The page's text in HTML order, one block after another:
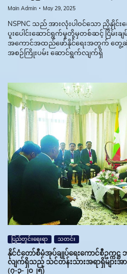
Main Admin May 29, 2025
NSPNC သည် အားလုံးပါဝင်သော ညှိနှိုင်း
ပူးပေါင်းဆောင်ရွက်မှုတို့မှတစ်ဆင့် ငြိမ်းချမ်
အကောင်အထည်ဖော်နိုင်ရေးအတွက် တွေ့ဆုံဆွေ
အစဉ်ကြိုးပမ်း ဆောင်ရွက်လျက်ရှိ
ပြည်တွင်းရေးရာ သတင်း
နိုင်ငံတော်စီမံအုပ်ချုပ်ရေးကောင်စီဥက္ကဋ္
လျက်ရှိသည့် သင်တန်းသားအရာရှိများအာ
(၇-၃-၂၀၂၅)